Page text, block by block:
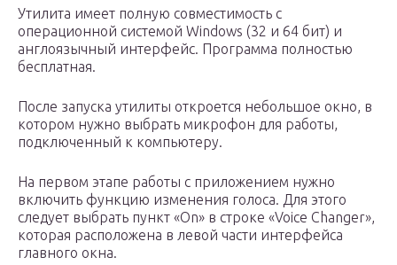
Утилита имеет полную совместимость с
операционной системой Windows (32 и 64 бит) и
англоязычный интерфейс. Программа полностью
бесплатная.
После запуска утилиты откроется небольшое окно, в
котором нужно выбрать микрофон для работы,
подключенный к компьютеру.
На первом этапе работы с приложением нужно
включить функцию изменения голоса. Для этого
следует выбрать пункт «On» в строке «Voice Changer»,
которая расположена в левой части интерфейса
главного окна.